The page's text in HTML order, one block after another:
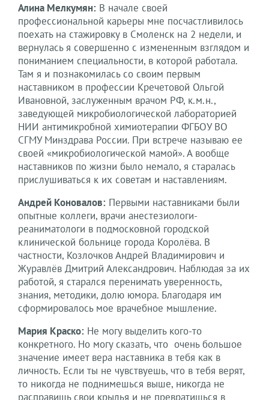
Алина Мелкумян: В начале своей
профессиональной карьеры мне посчастливилось
поехать на стажировку в Смоленск на 2 недели, и
вернулась я совершенно с измененным взглядом и
пониманием специальности, в которой работала.
Там я и познакомилась со своим первым
наставником в профессии Кречетовой Ольгой
Ивановной, заслуженным врачом РФ, к.м.н.,
заведующей микробиологической лабораторией
НИИ антимикробной химиотерапии ФГБОУ ВО
СГМУ Минздрава России. При встрече называю ее
своей «микробиологической мамой». А вообще
наставников по жизни было немало, я старалась
прислушиваться к их советам и наставлениям.
Андрей Коновалов: Первыми наставниками были
опытные коллеги, врачи анестезиологи-
реаниматологи в подмосковной городской
клинической больнице города Королёва. В
частности, Козлочков Андрей Владимирович и
Журавлёв Дмитрий Александрович. Наблюдая за их
работой, я старался перенимать уверенность,
знания, методики, долю юмора. Благодаря им
сформировалось мое врачебное мышление.
Мария Краско: Не могу выделить кого-то
конкретного. Но могу сказать, что очень большое
значение имеет вера наставника в тебя как в
личность. Если ты не чувствуешь, что в тебя верят,
то никогда не поднимешься выше, никогда не
расправишь свои крылья и не превратишься в